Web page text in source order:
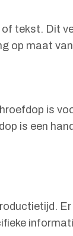
of tekst. Dit
op maat
is
is een